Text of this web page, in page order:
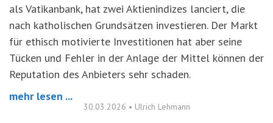
als Vatikanbank, hat zwei Aktienindizes lanciert, die
nach katholischen Grundsätzen investieren. Der Markt
für ethisch motivierte Investitionen hat aber seine
Tücken und Fehler in der Anlage der Mittel können der
Reputation des Anbieters sehr schaden.
mehr lesen ...
30.03.2026 • Ulrich Lehmann